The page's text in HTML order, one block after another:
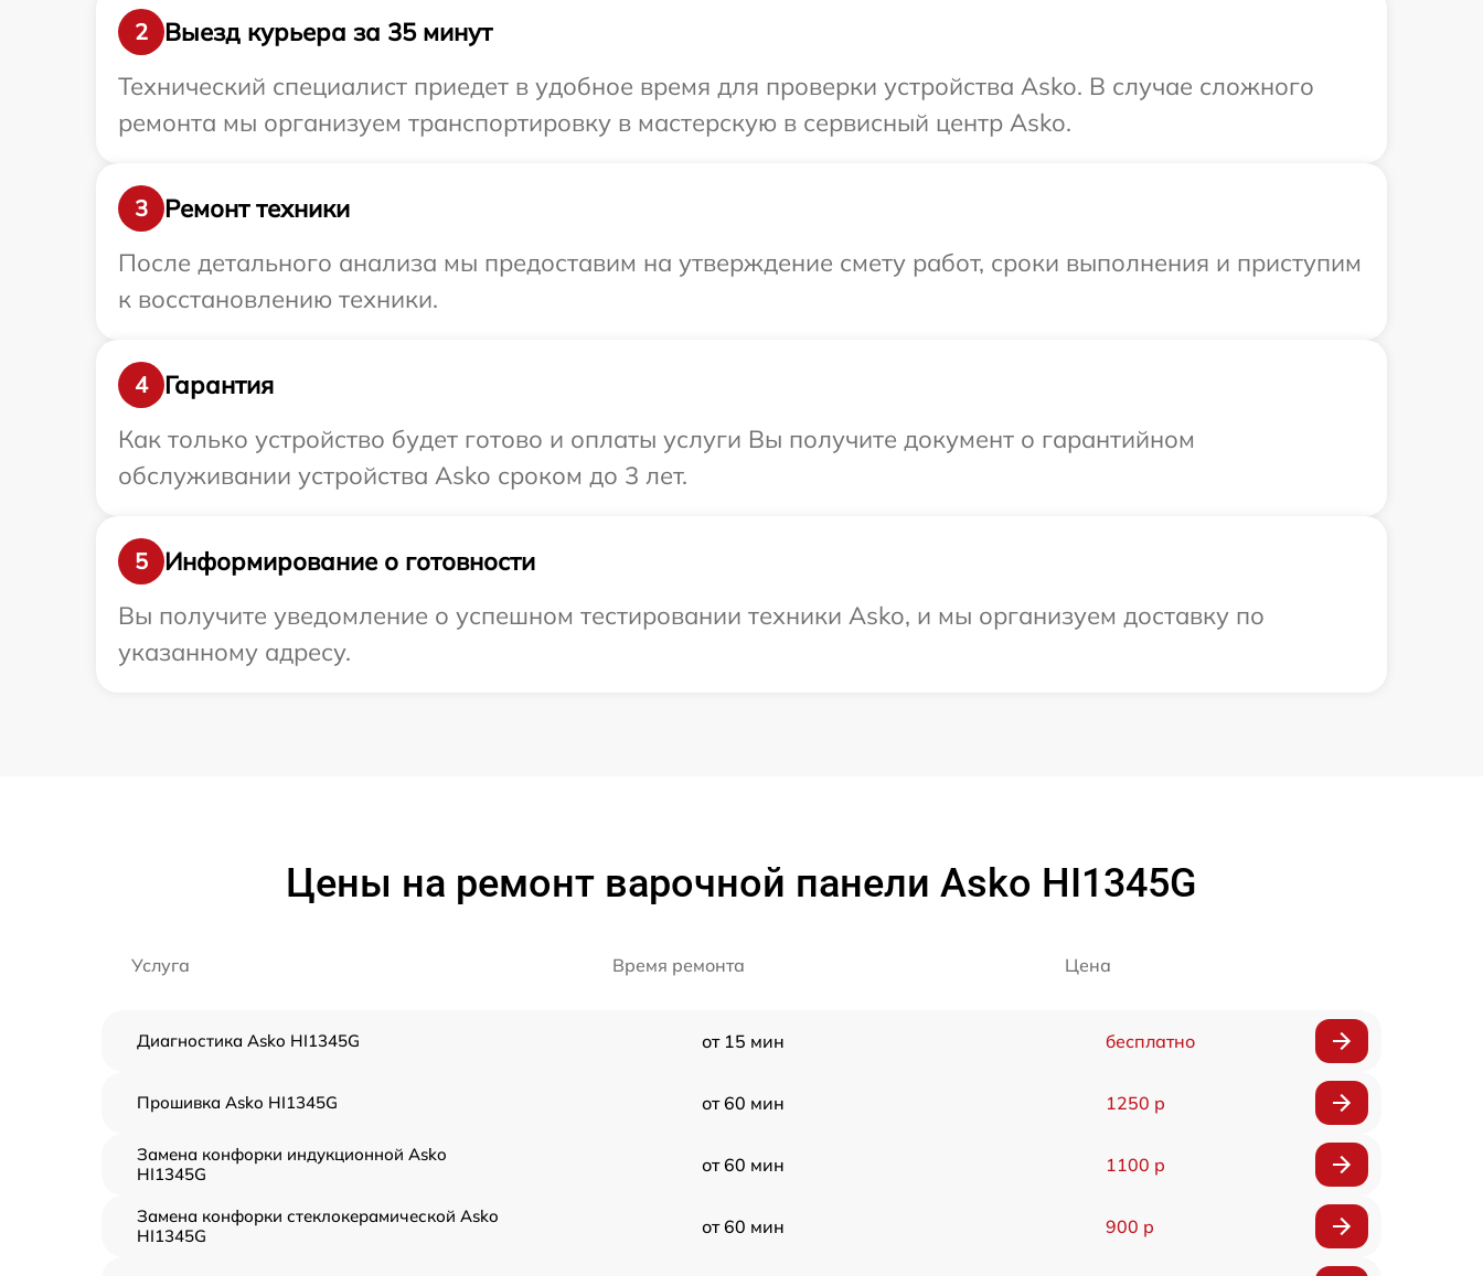
2
Выезд курьера за 35 минут
Технический специалист приедет в удобное время для проверки устройства Asko. В случае сложного
ремонта мы организуем транспортировку в мастерскую в сервисный центр Asko.
3
Ремонт техники
После детального анализа мы предоставим на утверждение смету работ, сроки выполнения и приступим
к восстановлению техники.
4
Гарантия
Как только устройство будет готово и оплаты услуги Вы получите документ о гарантийном
обслуживании устройства Asko сроком до 3 лет.
5
Информирование о готовности
Вы получите уведомление о успешном тестировании техники Asko, и мы организуем доставку по
указанному адресу.
Цены на ремонт варочной панели Asko HI1345G
Услуга Время ремонта Цена
Диагностика Asko HI1345G от 15 мин бесплатно
Прошивка Asko HI1345G от 60 мин 1250 р
Замена конфорки индукционной Asko
HI1345G
от 60 мин 1100 р
Замена конфорки стеклокерамической Asko
HI1345G
от 60 мин 900 р